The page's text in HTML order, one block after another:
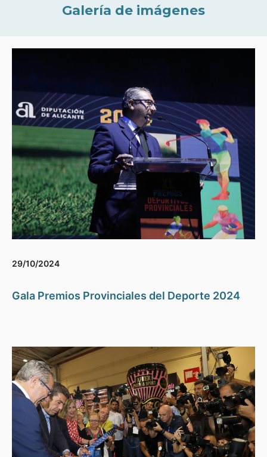
Galería de imágenes
29/10/2024
Gala Premios Provinciales del Deporte 2024